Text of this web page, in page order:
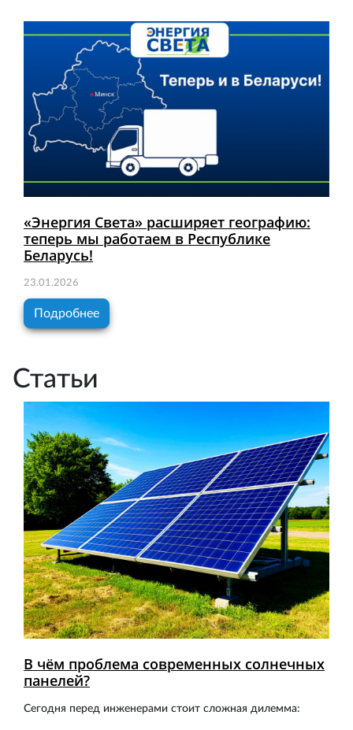
«Энергия Света» расширяет географию:
теперь мы работаем в Республике
Беларусь!
23.01.2026
Подробнее
Статьи
В чём проблема современных солнечных
панелей?
Сегодня перед инженерами стоит сложная дилемма: